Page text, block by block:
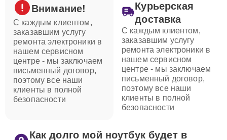
Внимание!
С каждым клиентом,
заказавшим услугу
ремонта электроники в
нашем сервисном
центре - мы заключаем
письменный договор,
поэтому все наши
клиенты в полной
безопасности
Курьерская
доставка
С каждым клиентом,
заказавшим услугу
ремонта электроники в
нашем сервисном
центре - мы заключаем
письменный договор,
поэтому все наши
клиенты в полной
безопасности
Как долго мой ноутбук будет в